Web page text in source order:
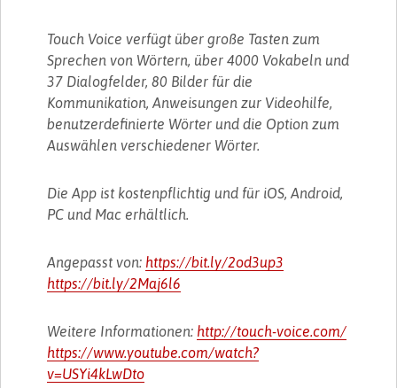
Touch Voice verfügt über große Tasten zum
Sprechen von Wörtern, über 4000 Vokabeln und
37 Dialogfelder, 80 Bilder für die
Kommunikation, Anweisungen zur Videohilfe,
benutzerdefinierte Wörter und die Option zum
Auswählen verschiedener Wörter.
Die App ist kostenpflichtig und für iOS, Android,
PC und Mac erhältlich.
Angepasst von: https://bit.ly/2od3up3
https://bit.ly/2Maj6l6
Weitere Informationen: http://touch-voice.com/
https://www.youtube.com/watch?
v=USYi4kLwDto